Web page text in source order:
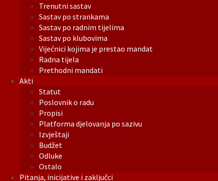
Trenutni sastav
Sastav po strankama
Sastav po radnim tijelima
Sastav po klubovima
Vijećnici kojima je prestao mandat
Radna tijela
Prethodni mandati
Akti
Statut
Poslovnik o radu
Propisi
Platforma djelovanja po sazivu
Izvještaji
Budžet
Odluke
Ostalo
Pitanja, inicijative i zaključci